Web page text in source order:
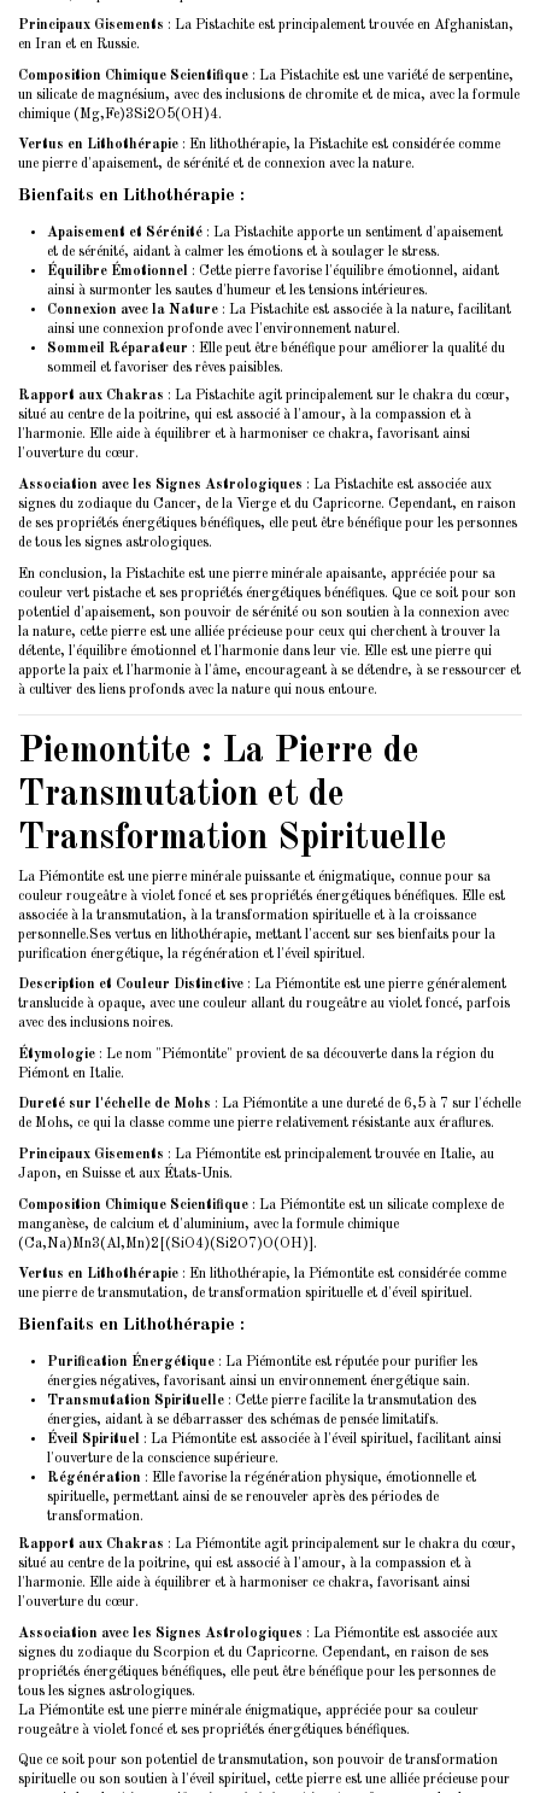
Principaux Gisements : La Pistachite est principalement trouvée en Afghanistan,
en Iran et en Russie.
Composition Chimique Scientifique : La Pistachite est une variété de serpentine,
un silicate de magnésium, avec des inclusions de chromite et de mica, avec la formule
chimique (Mg,Fe)3Si2O5(OH)4.
Vertus en Lithothérapie : En lithothérapie, la Pistachite est considérée comme
une pierre d'apaisement, de sérénité et de connexion avec la nature.
Bienfaits en Lithothérapie :
Apaisement et Sérénité : La Pistachite apporte un sentiment d'apaisement
et de sérénité, aidant à calmer les émotions et à soulager le stress.
Équilibre Émotionnel : Cette pierre favorise l'équilibre émotionnel, aidant
ainsi à surmonter les sautes d'humeur et les tensions intérieures.
Connexion avec la Nature : La Pistachite est associée à la nature, facilitant
ainsi une connexion profonde avec l'environnement naturel.
Sommeil Réparateur : Elle peut être bénéfique pour améliorer la qualité du
sommeil et favoriser des rêves paisibles.
Rapport aux Chakras : La Pistachite agit principalement sur le chakra du cœur,
situé au centre de la poitrine, qui est associé à l'amour, à la compassion et à
l'harmonie. Elle aide à équilibrer et à harmoniser ce chakra, favorisant ainsi
l'ouverture du cœur.
Association avec les Signes Astrologiques : La Pistachite est associée aux
signes du zodiaque du Cancer, de la Vierge et du Capricorne. Cependant, en raison
de ses propriétés énergétiques bénéfiques, elle peut être bénéfique pour les personnes
de tous les signes astrologiques.
En conclusion, la Pistachite est une pierre minérale apaisante, appréciée pour sa
couleur vert pistache et ses propriétés énergétiques bénéfiques. Que ce soit pour son
potentiel d'apaisement, son pouvoir de sérénité ou son soutien à la connexion avec
la nature, cette pierre est une alliée précieuse pour ceux qui cherchent à trouver la
détente, l'équilibre émotionnel et l'harmonie dans leur vie. Elle est une pierre qui
apporte la paix et l'harmonie à l'âme, encourageant à se détendre, à se ressourcer et
à cultiver des liens profonds avec la nature qui nous entoure.
Piemontite : La Pierre de
Transmutation et de
Transformation Spirituelle
La Piémontite est une pierre minérale puissante et énigmatique, connue pour sa
couleur rougeâtre à violet foncé et ses propriétés énergétiques bénéfiques. Elle est
associée à la transmutation, à la transformation spirituelle et à la croissance
personnelle.Ses vertus en lithothérapie, mettant l'accent sur ses bienfaits pour la
purification énergétique, la régénération et l'éveil spirituel.
Description et Couleur Distinctive : La Piémontite est une pierre généralement
translucide à opaque, avec une couleur allant du rougeâtre au violet foncé, parfois
avec des inclusions noires.
Étymologie : Le nom "Piémontite" provient de sa découverte dans la région du
Piémont en Italie.
Dureté sur l'échelle de Mohs : La Piémontite a une dureté de 6,5 à 7 sur l'échelle
de Mohs, ce qui la classe comme une pierre relativement résistante aux éraflures.
Principaux Gisements : La Piémontite est principalement trouvée en Italie, au
Japon, en Suisse et aux États-Unis.
Composition Chimique Scientifique : La Piémontite est un silicate complexe de
manganèse, de calcium et d'aluminium, avec la formule chimique
(Ca,Na)Mn3(Al,Mn)2[(SiO4)(Si2O7)O(OH)].
Vertus en Lithothérapie : En lithothérapie, la Piémontite est considérée comme
une pierre de transmutation, de transformation spirituelle et d'éveil spirituel.
Bienfaits en Lithothérapie :
Purification Énergétique : La Piémontite est réputée pour purifier les
énergies négatives, favorisant ainsi un environnement énergétique sain.
Transmutation Spirituelle : Cette pierre facilite la transmutation des
énergies, aidant à se débarrasser des schémas de pensée limitatifs.
Éveil Spirituel : La Piémontite est associée à l'éveil spirituel, facilitant ainsi
l'ouverture de la conscience supérieure.
Régénération : Elle favorise la régénération physique, émotionnelle et
spirituelle, permettant ainsi de se renouveler après des périodes de
transformation.
Rapport aux Chakras : La Piémontite agit principalement sur le chakra du cœur,
situé au centre de la poitrine, qui est associé à l'amour, à la compassion et à
l'harmonie. Elle aide à équilibrer et à harmoniser ce chakra, favorisant ainsi
l'ouverture du cœur.
Association avec les Signes Astrologiques : La Piémontite est associée aux
signes du zodiaque du Scorpion et du Capricorne. Cependant, en raison de ses
propriétés énergétiques bénéfiques, elle peut être bénéfique pour les personnes de
tous les signes astrologiques.
La Piémontite est une pierre minérale énigmatique, appréciée pour sa couleur
rougeâtre à violet foncé et ses propriétés énergétiques bénéfiques.
Que ce soit pour son potentiel de transmutation, son pouvoir de transformation
spirituelle ou son soutien à l'éveil spirituel, cette pierre est une alliée précieuse pour